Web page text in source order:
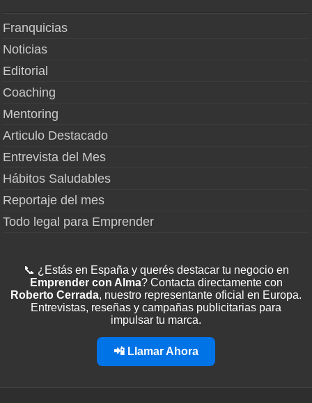
Franquicias
Noticias
Editorial
Coaching
Mentoring
Articulo Destacado
Entrevista del Mes
Hábitos Saludables
Reportaje del mes
Todo legal para Emprender
📞 ¿Estás en España y querés destacar tu negocio en
Emprender con Alma? Contacta directamente con
Roberto Cerrada, nuestro representante oficial en Europa.
Entrevistas, reseñas y campañas publicitarias para
impulsar tu marca.
📲 Llamar Ahora